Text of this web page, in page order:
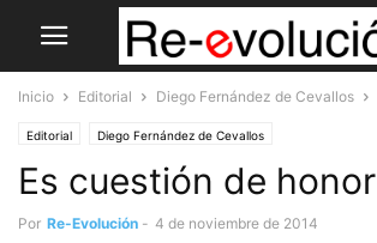
Inicio Editorial Diego Fernández de Cevallos
Editorial Diego Fernández de Cevallos
Es cuestión de honor
Por Re-Evolución - 4 de noviembre de 2014